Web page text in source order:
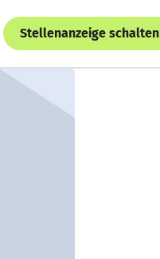
Stellenanzeige schalten